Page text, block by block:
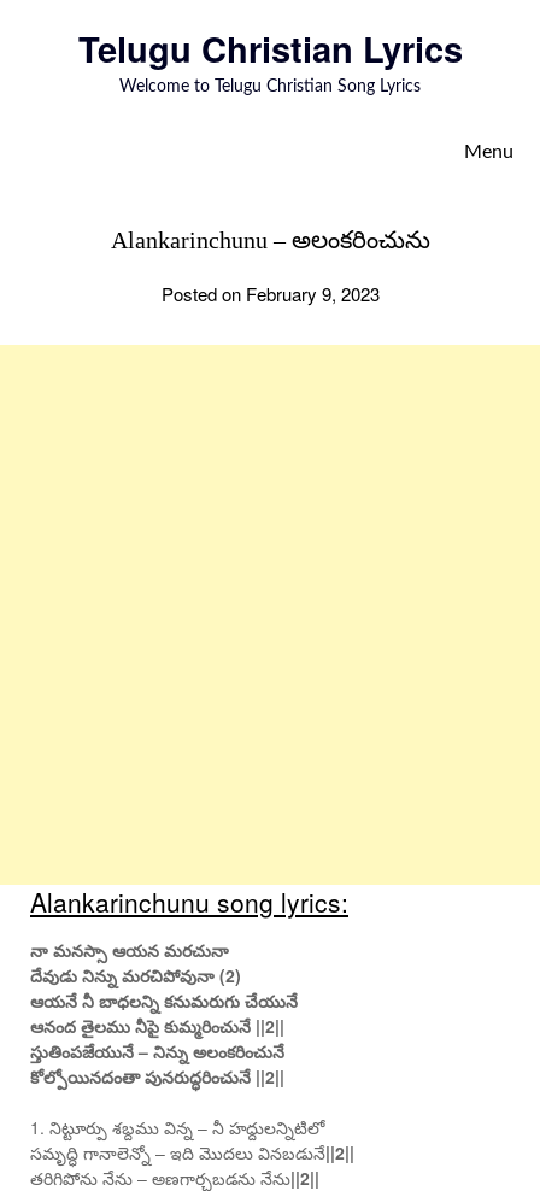
Telugu Christian Lyrics
Welcome to Telugu Christian Song Lyrics
Menu
Alankarinchunu – అలంకరించును
Posted on February 9, 2023
Alankarinchunu song lyrics:
నా మనస్సా ఆయన మరచునా
దేవుడు నిన్ను మరచిపోవునా (2)
ఆయనే నీ బాధలన్ని కనుమరుగు చేయునే
ఆనంద తైలము నీపై కుమ్మరించునే ||2||
స్తుతింపజేయునే – నిన్ను అలంకరించునే
కోల్పోయినదంతా పునరుద్ధరించునే ||2||
1. నిట్టూర్పు శబ్దము విన్న – నీ హద్దులన్నిటిలో
సమృద్ధి గానాలెన్నో – ఇది మొదలు వినబడునే||2||
తరిగిపోను నేను – అణగార్చబడను నేను||2||